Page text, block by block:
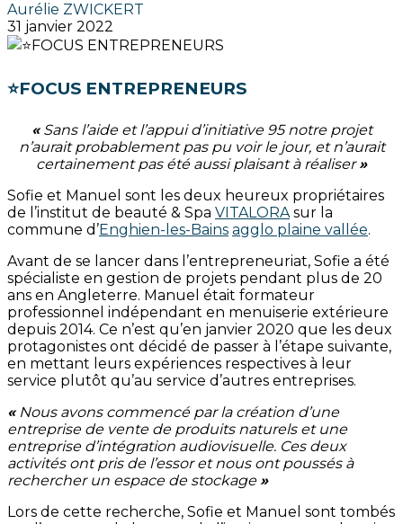
Aurélie ZWICKERT
31 janvier 2022
⭐️FOCUS ENTREPRENEURS
«Sans l’aide et l’appui d’initiative 95 notre projet
n’aurait probablement pas pu voir le jour, et n’aurait
certainement pas été aussi plaisant à réaliser»
Sofie et Manuel sont les deux heureux propriétaires
de l’institut de beauté & Spa VITALORAsur la
commune d’Enghien-les-Bains agglo plaine vallée.
Avant de se lancer dans l’entrepreneuriat, Sofie a été
spécialiste en gestion de projets pendant plus de 20
ans en Angleterre. Manuel était formateur
professionnel indépendant en menuiserie extérieure
depuis 2014. Ce n’est qu’en janvier 2020 que les deux
protagonistes ont décidé de passer à l’étape suivante,
en mettant leurs expériences respectives à leur
service plutôt qu’au service d’autres entreprises.
«Nous avons commencé par la création d’une
entreprise de vente de produits naturels et une
entreprise d’intégration audiovisuelle. Ces deux
activités ont pris de l’essor et nous ont poussés à
rechercher un espace de stockage »
Lors de cette recherche, Sofie et Manuel sont tombés